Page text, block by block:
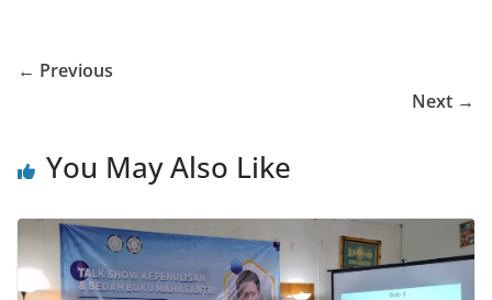
← Previous
Next →
You May Also Like